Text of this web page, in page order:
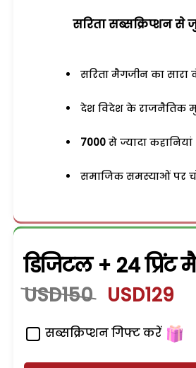
सरिता सब्सक्रिप्शन से
सरिता मैगजीन का सारा
देश विदेश के राजनैतिक
7000 से ज्यादा कहानियां
समाजिक समस्याओं पर
डिजिटल + 24 प्रिंट
USD150 USD129
सब्सक्रिप्शन गिफ्ट करें